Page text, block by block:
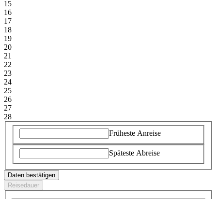
15
16
17
18
19
20
21
22
23
24
25
26
27
28
Früheste Anreise
Späteste Abreise
Daten bestätigen
Reisedauer